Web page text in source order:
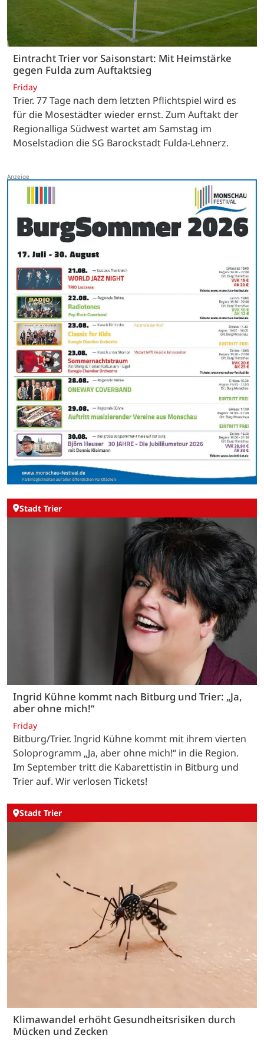
Eintracht Trier vor Saisonstart: Mit Heimstärke
gegen Fulda zum Auftaktsieg
Friday
Trier. 77 Tage nach dem letzten Pflichtspiel wird es
für die Mosestädter wieder ernst. Zum Auftakt der
Regionalliga Südwest wartet am Samstag im
Moselstadion die SG Barockstadt Fulda-Lehnerz.
Stadt Trier
Ingrid Kühne kommt nach Bitburg und Trier: „Ja,
aber ohne mich!“
Friday
Bitburg/Trier. Ingrid Kühne kommt mit ihrem vierten
Soloprogramm „Ja, aber ohne mich!“ in die Region.
Im September tritt die Kabarettistin in Bitburg und
Trier auf. Wir verlosen Tickets!
Stadt Trier
Klimawandel erhöht Gesundheitsrisiken durch
Mücken und Zecken